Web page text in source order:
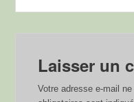
Laisser un
Votre adresse e-mail